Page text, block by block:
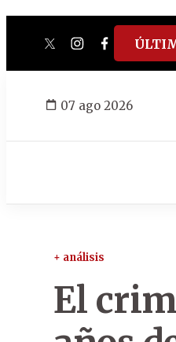
twitterinstagram
facebook
tiktok
07 ago 2026
+ análisis
El